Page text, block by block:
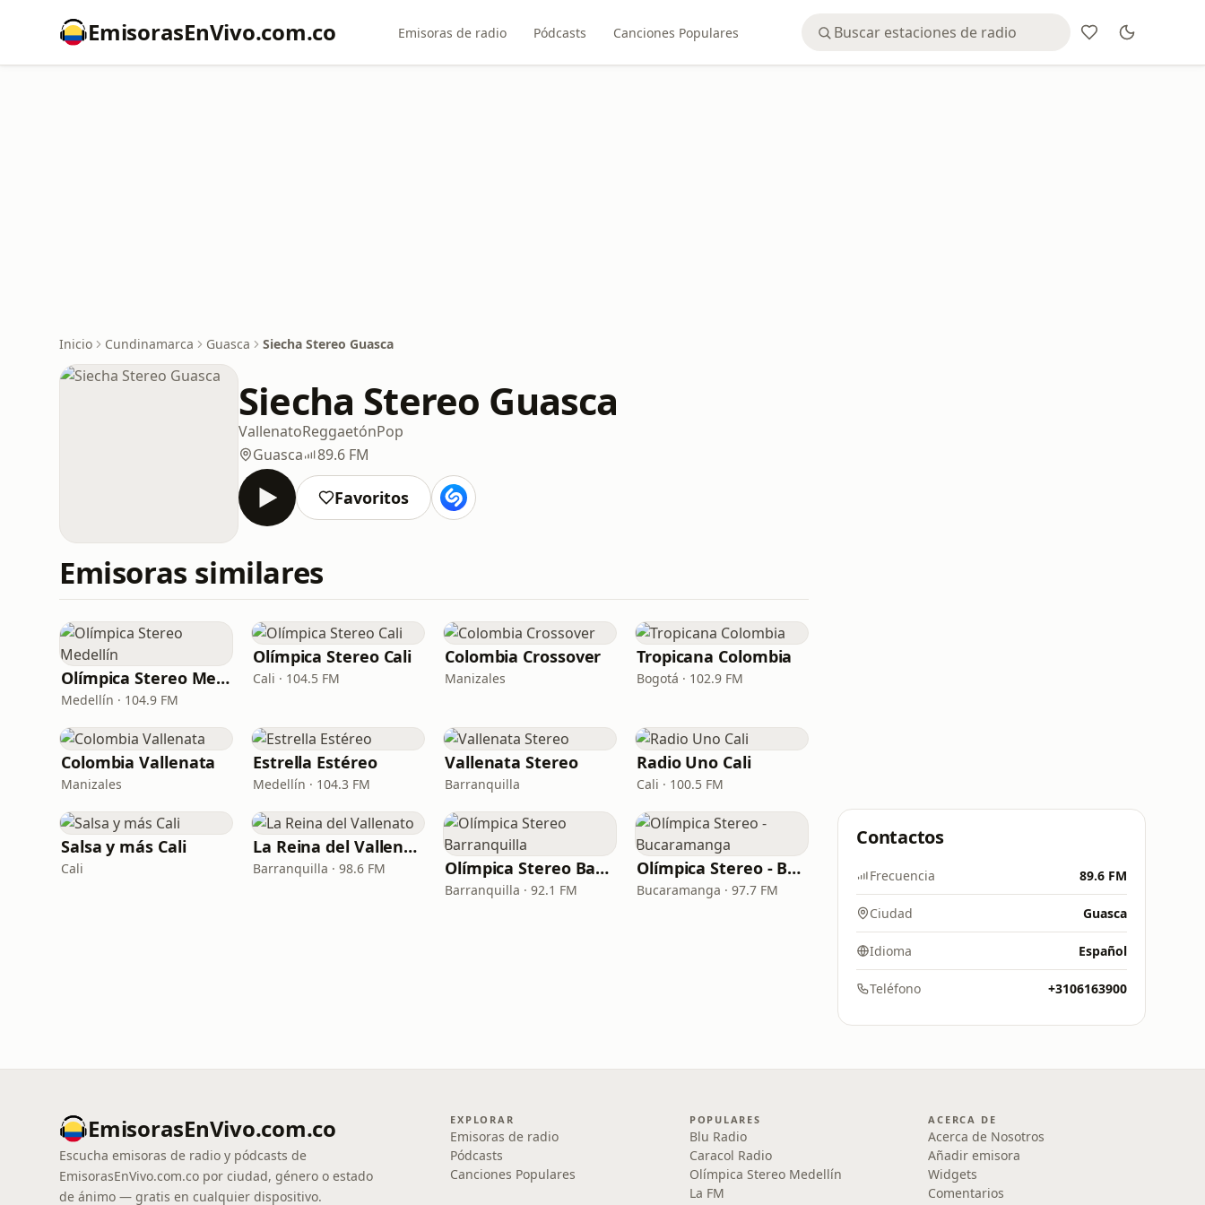
EmisorasEnVivo.com.co Emisoras de radio Pódcasts Canciones Populares
Inicio Cundinamarca Guasca Siecha Stereo Guasca
Siecha Stereo Guasca
VallenatoReggaetónPop
Guasca
89.6 FM
Favoritos
Emisoras similares
Olímpica Stereo Medellín
Medellín · 104.9 FM
Olímpica Stereo Cali
Cali · 104.5 FM
Colombia Crossover
Manizales
Tropicana Colombia
Bogotá · 102.9 FM
Colombia Vallenata
Manizales
Estrella Estéreo
Medellín · 104.3 FM
Vallenata Stereo
Barranquilla
Radio Uno Cali
Cali · 100.5 FM
Salsa y más Cali
Cali
La Reina del Vallenato
Barranquilla · 98.6 FM Olímpica Stereo Barranquilla
Barranquilla · 92.1 FM
Olímpica Stereo - Bucaramanga
Bucaramanga · 97.7 FM
Contactos
Frecuencia 89.6 FM
Ciudad Guasca
Idioma Español
Teléfono +3106163900
EmisorasEnVivo.com.co
Escucha emisoras de radio y pódcasts de
EmisorasEnVivo.com.co por ciudad, género o estado
de ánimo — gratis en cualquier dispositivo.
EXPLORAR
Emisoras de radio
Pódcasts
Canciones Populares
POPULARES
Blu Radio
Caracol Radio
Olímpica Stereo Medellín
La FM
ACERCA DE
Acerca de Nosotros
Añadir emisora
Widgets
Comentarios